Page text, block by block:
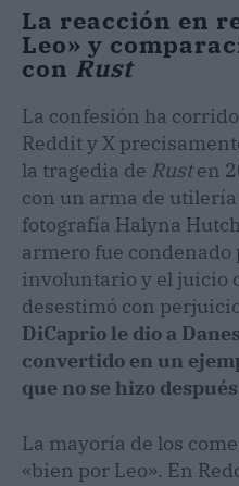
La reacción en
Leo» y
con Rust
La confesión ha
Reddit y X
la tragedia de Rusten
con un arma de
fotografía Halyna
armero fue
involuntario y el juicio
desestimó con
DiCaprio le dio a
convertido en un
que no se hizo después
La mayoría de los
«bien por Leo». En